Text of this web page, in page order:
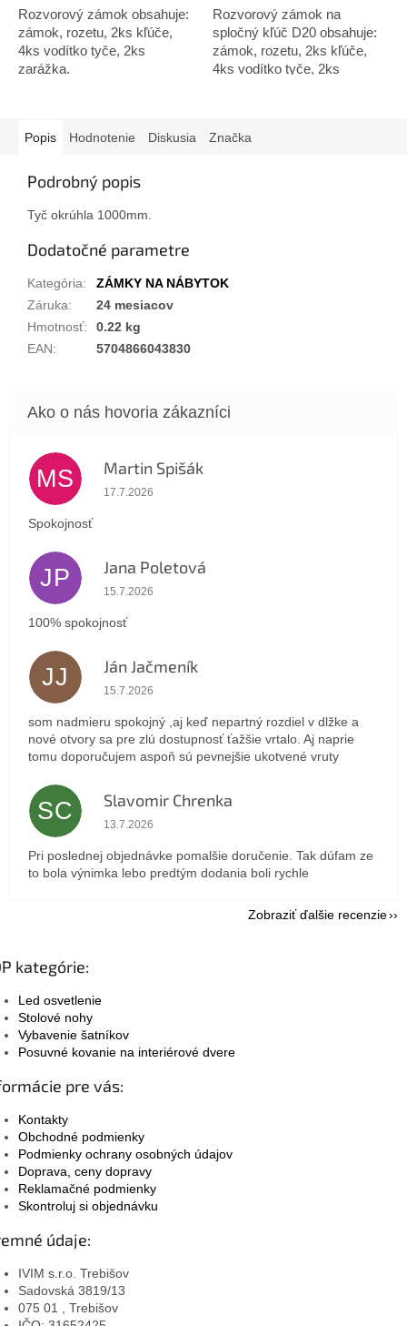
Rozvorový zámok obsahuje:
zámok, rozetu, 2ks kľúče,
4ks vodítko tyče, 2ks
zarážka.
Rozvorový zámok na
spločný kľúč D20 obsahuje:
zámok, rozetu, 2ks kľúče,
4ks vodítko tyče, 2ks
Popis Hodnotenie Diskusia Značka
Podrobný popis
Tyč okrúhla 1000mm.
Dodatočné parametre
Kategória:
ZÁMKY NA NÁBYTOK
Záruka:
24 mesiacov
Hmotnosť:
0.22 kg
EAN: 5704866043830
MS Martin Spišák
Hodnotenie obchodu je 5 z 5 hviezdičiek.
17.7.2026
Spokojnosť
JP Jana Poletová
Hodnotenie obchodu je 5 z 5 hviezdičiek.
15.7.2026
100% spokojnosť
JJ Ján Jačmeník
Hodnotenie obchodu je 5 z 5 hviezdičiek.
15.7.2026
som nadmieru spokojný ,aj keď nepartný rozdiel v dlžke a
nové otvory sa pre zlú dostupnosť ťažšie vrtalo. Aj naprie
tomu doporučujem aspoň sú pevnejšie ukotvené vruty
SC Slavomir Chrenka
Hodnotenie obchodu je 5 z 5 hviezdičiek.
13.7.2026
Pri poslednej objednávke pomalšie doručenie. Tak dúfam ze
to bola výnimka lebo predtým dodania boli rychle
Zobraziť ďalšie recenzie
kategórie:
Led osvetlenie
Stolové nohy
Vybavenie šatníkov
Posuvné kovanie na interiérové dvere
pre vás:
Kontakty
Obchodné podmienky
Podmienky ochrany osobných údajov
Doprava, ceny dopravy
Reklamačné podmienky
Skontroluj si objednávku
údaje:
IVIM s.r.o. Trebišov
Sadovská 3819/13
075 01 , Trebišov